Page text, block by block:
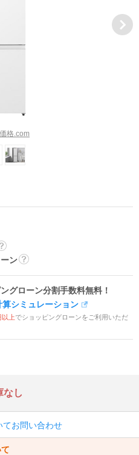
価格.com
ン
グローン分割手数料無料！
シミュレーション
以上でショッピングローンをご利用いただ
なし
てお問い合わせ